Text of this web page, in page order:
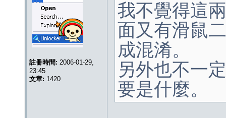
註冊時間: 2006-01-29,
23:45
文章: 1420
我不覺得這
面又有滑鼠
成混淆。
另外也不一
要是什麼。